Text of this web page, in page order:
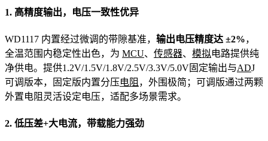
1. 高精度输出，电压一致性优异
WD1117 内置经过微调的带隙基准， 输出电压精度达 ±2%，
全温范围内稳定性出色，为 MCU、 传感器、 模拟电路提供纯
净供电。提供1.2V/1.5V/1.8V/2.5V/3.3V/5.0V固定输出与ADJ
可调版本，固定版内置分压电阻 ，外围极简；可调版通过两颗
外置电阻灵活设定电压，适配多场景需求。
2. 低压差+大电流，带载能力强劲